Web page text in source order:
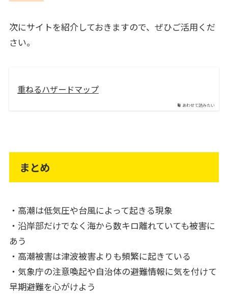
次にサイトを紹介しておきますので、ぜひご活用くだ
さい。
あわせて読みたい
重ねるハザードマップ
まとめ
・高潮は低気圧や台風によって起きる現象
・沿岸部だけでなく海から数キロ離れていても被害に
あう
・高潮被害は津波被害よりも頻繁に起きている
・気象庁の注意喚起や自治体の避難情報に気を付けて
早期避難を心がけよう